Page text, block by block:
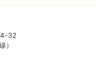
32
）